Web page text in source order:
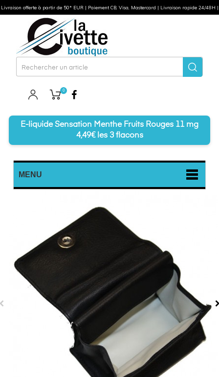
0
E-liquide Sensation Menthe Fruits Rouges 11 mg
4,49€ les 3 flacons
MENU
Livraison offerte à partir de 50* EUR | Paiement CB, Visa, Mastercard | Livraison rapide 24/48H |